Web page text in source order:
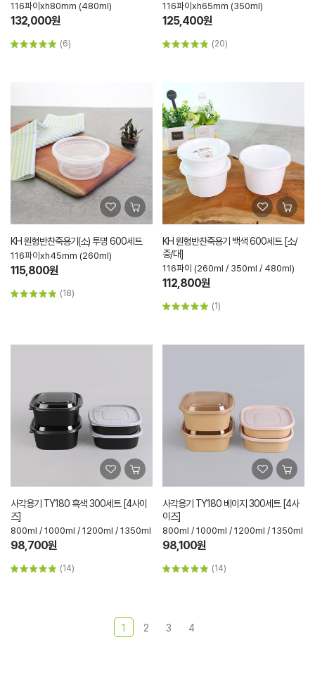
116파이xh80mm (480ml)
132,000원
(6)
116파이xh65mm (350ml)
125,400원
(20)
KH 원형반찬죽용기(소) 투명 600세트
116파이xh45mm (260ml)
115,800원
(18)
KH 원형반찬죽용기 백색 600세트 [소/
중/대]
116파이 (260ml / 350ml / 480ml)
112,800원
(1)
사각용기 TY180 흑색 300세트 [4사이
즈]
800ml / 1000ml / 1200ml / 1350ml
98,700원
(14)
사각용기 TY180 베이지 300세트 [4사
이즈]
800ml / 1000ml / 1200ml / 1350ml
98,100원
(14)
1 2 3 4